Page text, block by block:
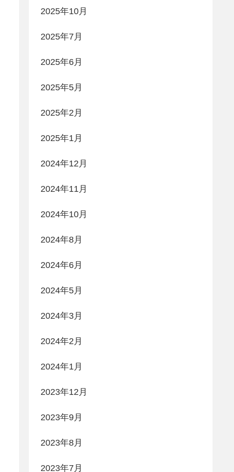
2025年10月
2025年7月
2025年6月
2025年5月
2025年2月
2025年1月
2024年12月
2024年11月
2024年10月
2024年8月
2024年6月
2024年5月
2024年3月
2024年2月
2024年1月
2023年12月
2023年9月
2023年8月
2023年7月